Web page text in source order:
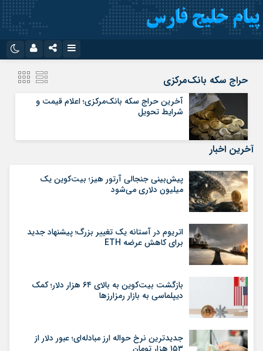
سروش
ایتا
آپارات
رمز عبور
حراج سکه بانک‌مرکزی
آخرین حراج سکه بانک‌مرکزی؛ اعلام قیمت و
شرایط تحویل
آخرین اخبار
پیش‌بینی جنجالی آرتور هیز؛ بیت‌کوین یک
میلیون دلاری می‌شود
اتریوم در آستانه یک تغییر بزرگ؛ پیشنهاد جدید
برای کاهش عرضه ETH
بازگشت بیت‌کوین به بالای ۶۴ هزار دلار؛ کمک
دیپلماسی به بازار رمزارزها
جدیدترین نرخ حواله ارز مبادله‌ای؛ عبور دلار از